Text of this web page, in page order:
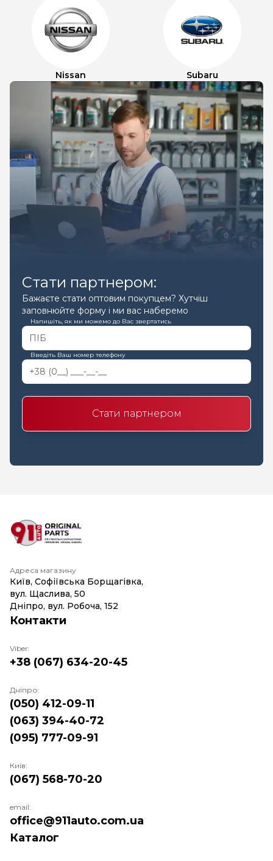
Nissan Subaru
Стати партнером:
Бажаєте стати оптовим покупцем? Хутчіш
заповнюйте форму і ми вас наберемо
Напишіть, як ми можемо до Вас звертатись
Введіть Ваш номер телефону
Стати партнером
Адреса магазину
Київ, Софіївська Борщагівка,
вул. Щаслива, 50
Дніпро, вул. Робоча, 152
Каталог
Контакти
Viber:
+38 (067) 634-20-45
Дніпро:
(050) 412-09-11
(063) 394-40-72
(095) 777-09-91
Київ:
(067) 568-70-20
email:
office@911auto.com.ua